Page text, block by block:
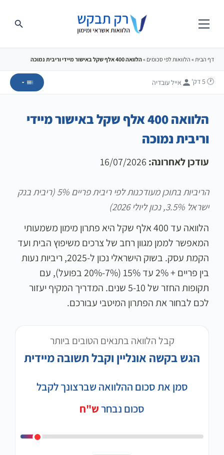
דף הבית» הלוואות לפי סכומים »הלוואה 400 אלף שקל באישור מיידי וריבית נמוכה
🕐 5 דק' אייל עובדיה
הלוואה 400 אלף שקל באישור מיידי
וריבית נמוכה
עודכן לאחרונה:
הריביות בתוכן מעודכנות לפי ריבית פריים 5% (ריבית בנק
ישראל 3.5%, נכון ליולי 2026)
הלוואה עד 400 אלף שקל היא פתרון מימון משמעותי
המאפשר לממן מגוון רחב של צרכים משיפוץ הבית ועד
הקמת עסק. בשוק הישראלי נכון ל-2025, ריביות נעות
בין פריים + 2% עד 15% (7%-20% בפועל), עם
תקופות החזר של 5-10 שנים. המדריך המקיף יעזור
לכם לבחור את הפתרון המיטבי עבורכם.
קבל הלוואה בתנאים הטובים ביותר
הגש בקשה אונליין וקבל תשובה מיידית
סמן את סכום ההלוואה שברצונך לקבל
סכום נבחרש"ח